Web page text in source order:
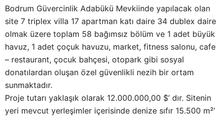
t
e
n
t
Bodrum Güvercinlik Adabükü Mevkiinde yapılacak olan
site 7 triplex villa 17 apartman katı daire 34 dublex daire
olmak üzere toplam 58 bağımsız bölüm ve 1 adet büyük
havuz, 1 adet çoçuk havuzu, market, fitness salonu, cafe
– restaurant, çocuk bahçesi, otopark gibi sosyal
donatılardan oluşan özel güvenlikli nezih bir ortam
sunmaktadır.
Proje tutarı yaklaşık olarak 12.000.000,00 $’ dır. Sitenin
yeri mevcut yerleşimler içerisinde denize sıfır 15.500 m²’